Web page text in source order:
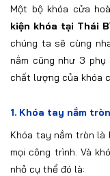
Một bộ khóa cửa
kiện khóa tại Thái
chúng ta sẽ cùng
nắm cũng như 3
chất lượng của khóa
1. Khóa tay nắm
Khóa tay nắm tròn
mọi công trình. Và
nhỏ cụ thể đó là: